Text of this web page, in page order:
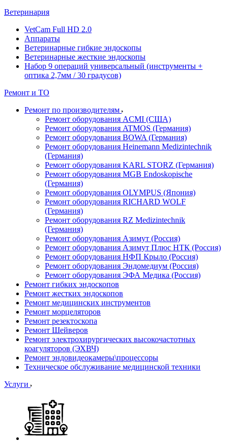
Ветеринария
VetCam Full HD 2.0
Аппараты
Ветеринарные гибкие эндоскопы
Ветеринарные жесткие эндоскопы
Набор 9 операций универсальный (инструменты +
оптика 2,7мм / 30 градусов)
Ремонт и ТО
Ремонт по производителям
Ремонт оборудования ACMI (США)
Ремонт оборудования ATMOS (Германия)
Ремонт оборудования BOWA (Германия)
Ремонт оборудования Heinemann Medizintechnik
(Германия)
Ремонт оборудования KARL STORZ (Германия)
Ремонт оборудования MGB Endoskopische
(Германия)
Ремонт оборудования OLYMPUS (Япония)
Ремонт оборудования RICHARD WOLF
(Германия)
Ремонт оборудования RZ Medizintechnik
(Германия)
Ремонт оборудования Азимут (Россия)
Ремонт оборудования Азимут Плюс НТК (Россия)
Ремонт оборудования НФП Крыло (Россия)
Ремонт оборудования Эндомедиум (Россия)
Ремонт оборудования ЭФА Медика (Россия)
Ремонт гибких эндоскопов
Ремонт жестких эндоскопов
Ремонт медицинских инструментов
Ремонт морцеляторов
Ремонт резектоскопа
Ремонт Шейверов
Ремонт электрохирургических высокочастотных
коагуляторов (ЭХВЧ)
Ремонт эндовидеокамеры\процессоры
Техническое обслуживание медицинской техники
Услуги